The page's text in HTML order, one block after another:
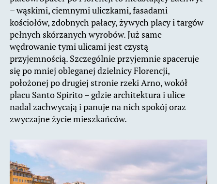
– wąskimi, ciemnymi uliczkami, fasadami
kościołów, zdobnych pałacy, żywych placy i targów
pełnych skórzanych wyrobów. Już same
wędrowanie tymi ulicami jest czystą
przyjemnością. Szczególnie przyjemnie spaceruje
się po mniej obleganej dzielnicy Florencji,
położonej po drugiej stronie rzeki Arno, wokół
placu Santo Spirito – gdzie architektura i ulice
nadal zachwycają i panuje na nich spokój oraz
zwyczajne życie mieszkańców.